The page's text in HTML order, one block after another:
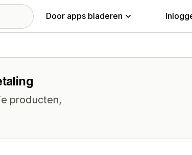
Door apps bladeren
producten,